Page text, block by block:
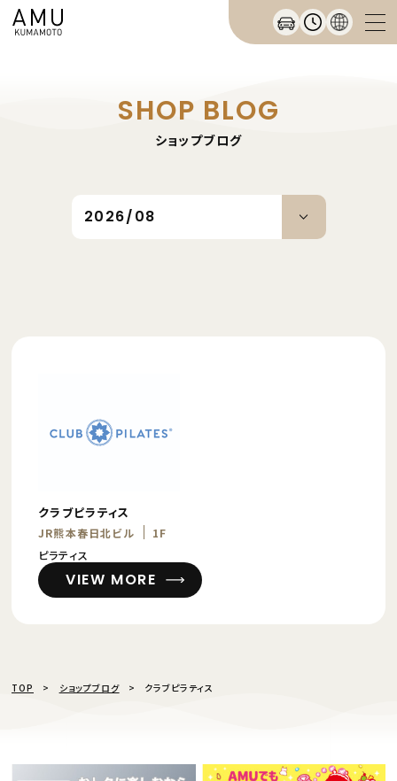
SHOP BLOG
ショップブログ
クラブピラティス
JR熊本春日北ビル
1F
ピラティス
VIEW MORE
TOP ショップブログ クラブピラティス